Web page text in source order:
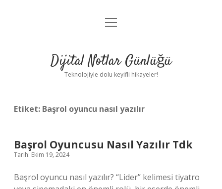
Anasayfa
Yasal Uyarı
menüyü
Dijital Notlar Günlüğü
Teknolojiyle dolu keyifli hikayeler!
Etiket: Başrol oyuncu nasıl yazılır
Başrol Oyuncusu Nasıl Yazılır Tdk
Tarih: Ekim 19, 2024
Başrol oyuncu nasıl yazılır? “Lider” kelimesi tiyatro